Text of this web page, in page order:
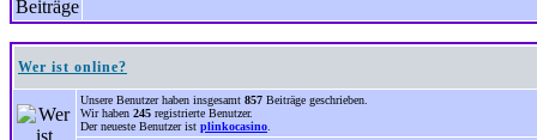
Wer ist online?
Unsere Benutzer haben insgesamt 857 Beiträge geschrieben.
Wir haben 245 registrierte Benutzer.
Der neueste Benutzer ist plinkocasino